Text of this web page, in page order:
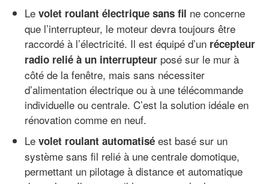
Le volet roulant électrique sans fil ne concerne
que l’interrupteur, le moteur devra toujours être
raccordé à l’électricité. Il est équipé d’un récepteur
radio relié à un interrupteur posé sur le mur à
côté de la fenêtre, mais sans nécessiter
d’alimentation électrique ou à une télécommande
individuelle ou centrale. C’est la solution idéale en
rénovation comme en neuf.
Le volet roulant automatisé est basé sur un
système sans fil relié à une centrale domotique,
permettant un pilotage à distance et automatique